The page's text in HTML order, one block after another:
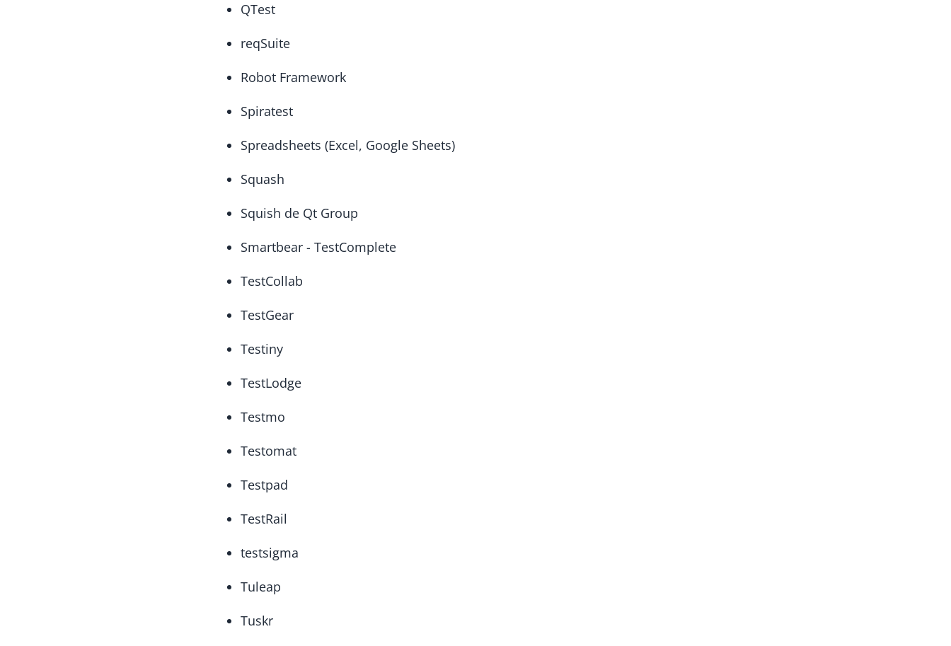
QTest
reqSuite
Robot Framework
Spiratest
Spreadsheets (Excel, Google Sheets)
Squash
Squish de Qt Group
Smartbear - TestComplete
TestCollab
TestGear
Testiny
TestLodge
Testmo
Testomat
Testpad
TestRail
testsigma
Tuleap
Tuskr